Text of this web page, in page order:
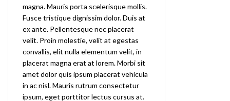
magna. Mauris porta scelerisque mollis.
Fusce tristique dignissim dolor. Duis at
ex ante. Pellentesque nec placerat
velit. Proin molestie, velit at egestas
convallis, elit nulla elementum velit, in
placerat magna erat at lorem. Morbi sit
amet dolor quis ipsum placerat vehicula
in ac nisl. Mauris rutrum consectetur
ipsum, eget porttitor lectus cursus at.